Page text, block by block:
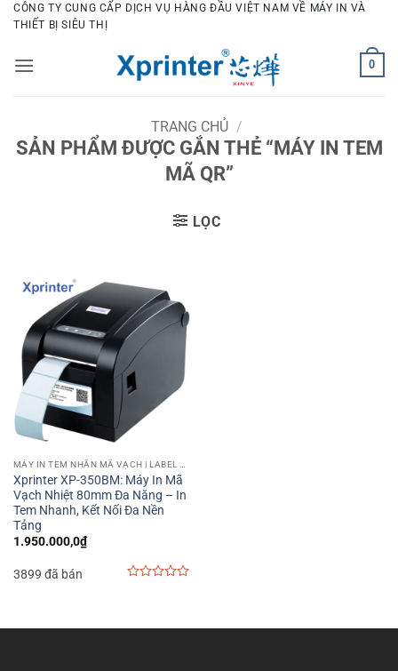
Bỏ
qua
dung
CÔNG TY CUNG CẤP DỊCH VỤ HÀNG ĐẦU VIỆT NAM VỀ MÁY IN VÀ
THIẾT BỊ SIÊU THỊ
0
TRANG CHỦ /
SẢN PHẨM ĐƯỢC GẮN THẺ “MÁY IN TEM
MÃ QR”
LỌC
Xprinter XP-350BM: Máy In Mã
Vạch Nhiệt 80mm Đa Năng – In
Tem Nhanh, Kết Nối Đa Nền
Tảng
1.950.000,0₫
3899 đã bán
5